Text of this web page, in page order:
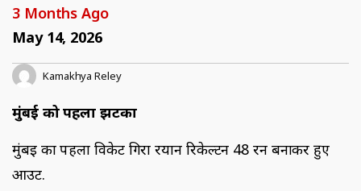
3 Months Ago
May 14, 2026
Kamakhya Reley
मुंबई को पहला झटका
मुंबई का पहला विकेट गिरा रयान रिकेल्टन 48 रन बनाकर हुए
आउट.